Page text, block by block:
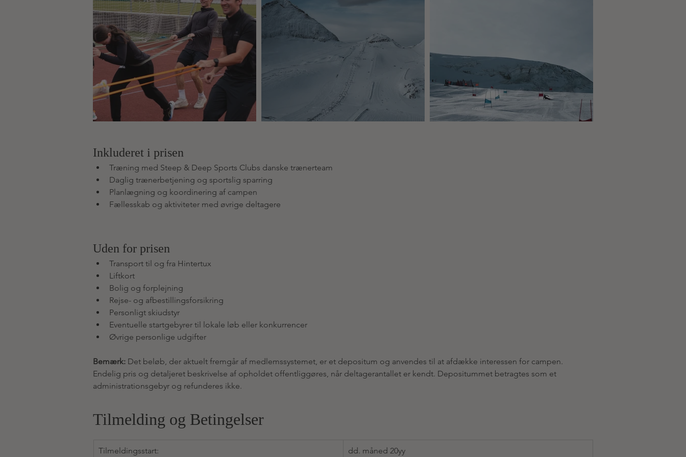
Inkluderet i prisen
Træning med Steep & Deep Sports Clubs danske trænerteam
Daglig trænerbetjening og sportslig sparring
Planlægning og koordinering af campen
Fællesskab og aktiviteter med øvrige deltagere
Uden for prisen
Transport til og fra Hintertux
Liftkort
Bolig og forplejning
Rejse- og afbestillingsforsikring
Personligt skiudstyr
Eventuelle startgebyrer til lokale løb eller konkurrencer
Øvrige personlige udgifter
Bemærk: Det beløb, der aktuelt fremgår af medlemssystemet, er et depositum og anvendes til at afdække interessen for campen.
Endelig pris og detaljeret beskrivelse af opholdet offentliggøres, når deltagerantallet er kendt. Depositummet betragtes som et
administrationsgebyr og refunderes ikke.
Tilmelding og Betingelser
Tilmeldingsstart: dd. måned 20yy